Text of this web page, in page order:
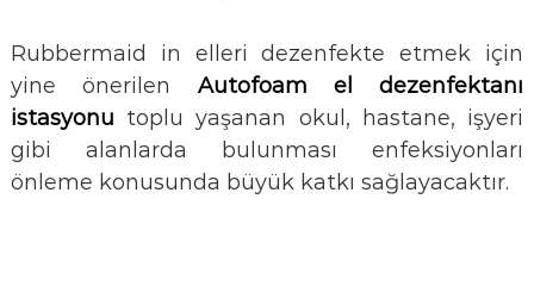
Rubbermaid in elleri dezenfekte etmek için
yine önerilen Autofoam el dezenfektanı
istasyonu toplu yaşanan okul, hastane, işyeri
gibi alanlarda bulunması enfeksiyonları
önleme konusunda büyük katkı sağlayacaktır.